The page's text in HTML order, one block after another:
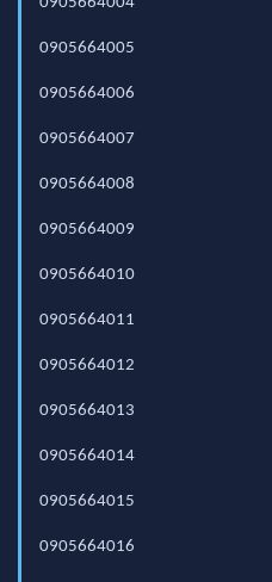
0905664005
0905664006
0905664007
0905664008
0905664009
0905664010
0905664011
0905664012
0905664013
0905664014
0905664015
0905664016